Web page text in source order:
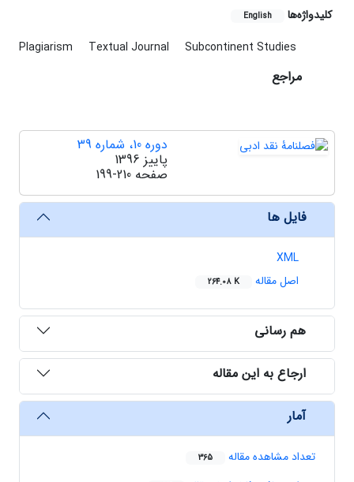
کلیدواژه‌ها English
Plagiarism Textual Journal Subcontinent Studies
مراجع
دوره 10، شماره 39
پاییز 1396
صفحه 199-210
فایل ها
XML
اصل مقاله
264.08 K
هم رسانی
ارجاع به این مقاله
آمار
تعداد مشاهده مقاله 365